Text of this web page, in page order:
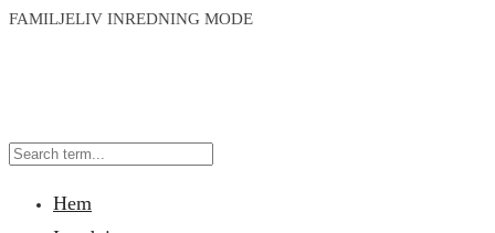
FAMILJELIV INREDNING MODE
Hem